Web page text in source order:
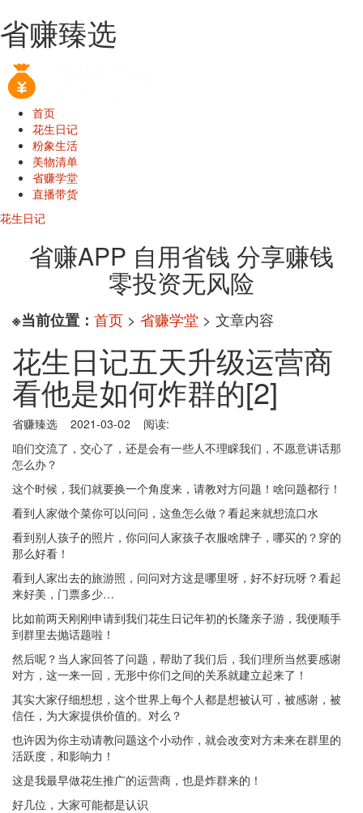
省赚臻选
首页
花生日记
粉象生活
美物清单
省赚学堂
直播带货
花生日记
省赚APP 自用省钱 分享赚钱
零投资无风险
※当前位置： 首页 > 省赚学堂 > 文章内容
花生日记五天升级运营商
看他是如何炸群的[2]
省赚臻选 2021-03-02 阅读:
咱们交流了，交心了，还是会有一些人不理睬我们，不愿意讲话那
怎么办？
这个时候，我们就要换一个角度来，请教对方问题！啥问题都行！
看到人家做个菜你可以问问，这鱼怎么做？看起来就想流口水
看到别人孩子的照片，你问问人家孩子衣服啥牌子，哪买的？穿的
那么好看！
看到人家出去的旅游照，问问对方这是哪里呀，好不好玩呀？看起
来好美，门票多少…
比如前两天刚刚申请到我们花生日记年初的长隆亲子游，我便顺手
到群里去抛话题啦！
然后呢？当人家回答了问题，帮助了我们后，我们理所当然要感谢
对方，这一来一回，无形中你们之间的关系就建立起来了！
其实大家仔细想想，这个世界上每个人都是想被认可，被感谢，被
信任，为大家提供价值的。对么？
也许因为你主动请教问题这个小动作，就会改变对方未来在群里的
活跃度，和影响力！
这是我最早做花生推广的运营商，也是炸群来的！
好几位，大家可能都是认识